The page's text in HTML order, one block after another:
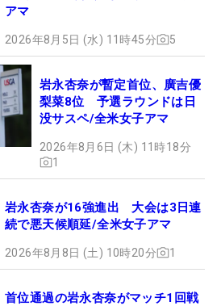
アマ
2026年8月5日 (水) 11時45分 5
岩永杏奈が暫定首位、廣吉優
梨菜8位 予選ラウンドは日
没サスペ/全米女子アマ
2026年8月6日 (木) 11時18分
1
岩永杏奈が16強進出 大会は3日連
続で悪天候順延/全米女子アマ
2026年8月8日 (土) 10時20分 1
首位通過の岩永杏奈がマッチ1回戦